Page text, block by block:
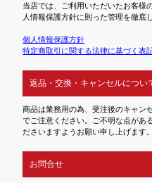
当店では、ご利用いただいたお客様
人情報保護方針に則った管理を徹底
個人情報保護方針
特定商取引に関する法律に基づく表
返品・交換・キャンセルについ
商品は業務用の為、受注後のキャン
でご注意ください。ご不明な点があ
ださいますようお願い申し上げます。
お問合せ